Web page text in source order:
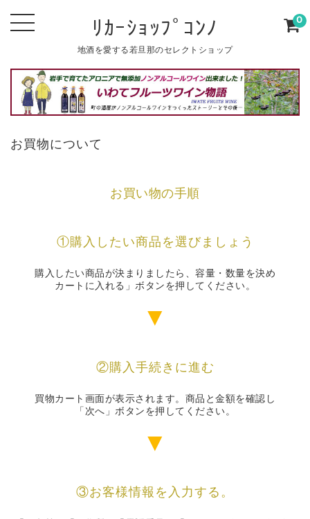
ﾘｶｰｼｮｯﾌﾟｺﾝﾉ
地酒を愛する若旦那のセレクトショップ
0
お買物について
お買い物の手順
①購入したい商品を選びましょう
購入したい商品が決まりましたら、容量・数量を決め
カートに入れる」ボタンを押してください。
▼
②購入手続きに進む
買物カート画面が表示されます。商品と金額を確認し
「次へ」ボタンを押してください。
▼
③お客様情報を入力する。